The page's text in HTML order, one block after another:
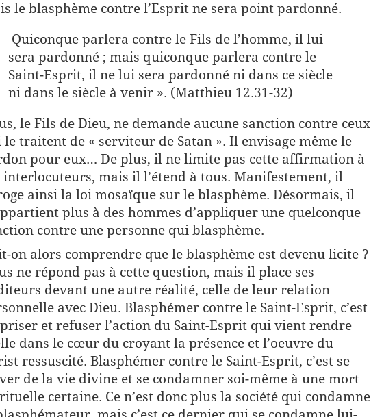
le blasphème contre l’Esprit ne sera point pardonné.
Quiconque parlera contre le Fils de l’homme, il lui
sera pardonné ; mais quiconque parlera contre le
Saint-Esprit, il ne lui sera pardonné ni dans ce siècle
ni dans le siècle à venir ». (Matthieu 12.31-32)
le Fils de Dieu, ne demande aucune sanction contre ceux
le traitent de « serviteur de Satan ». Il envisage même le
pour eux… De plus, il ne limite pas cette affirmation à
interlocuteurs, mais il l’étend à tous. Manifestement, il
ainsi la loi mosaïque sur le blasphème. Désormais, il
plus à des hommes d’appliquer une quelconque
contre une personne qui blasphème.
on alors comprendre que le blasphème est devenu licite ?
ne répond pas à cette question, mais il place ses
devant une autre réalité, celle de leur relation
avec Dieu. Blasphémer contre le Saint-Esprit, c’est
et refuser l’action du Saint-Esprit qui vient rendre
dans le cœur du croyant la présence et l’oeuvre du
ressuscité. Blasphémer contre le Saint-Esprit, c’est se
de la vie divine et se condamner soi-même à une mort
certaine. Ce n’est donc plus la société qui condamne